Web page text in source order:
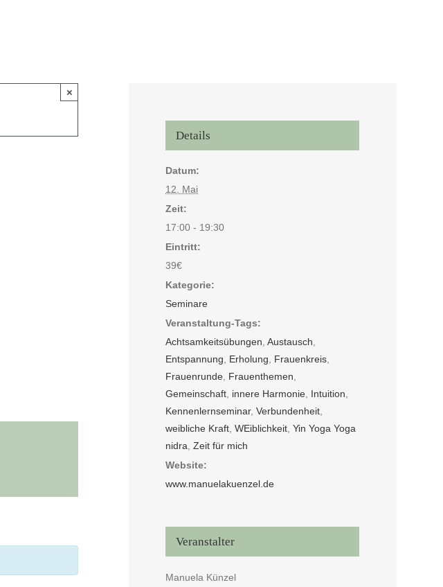
×
Details
Datum:
12. Mai
Zeit:
17:00 - 19:30
Eintritt:
39€
Kategorie:
Seminare
Veranstaltung-Tags:
Achtsamkeitsübungen ,Austausch
Entspannung
Erholung Frauenkreis
Frauenrunde Frauenthemen
Gemeinschaft innere Harmonie Intuition
Kennenlernseminar,Verbundenheit
weibliche Kraft ,WEiblichkeit ,Yin Yoga Yoga
nidra ,Zeit für mich
Website:
www.manuelakuenzel.de
Veranstalter
Manuela Künzel
Close